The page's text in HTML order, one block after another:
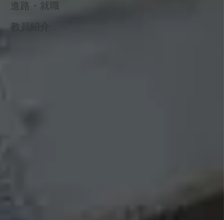
進路・就職
教員紹介